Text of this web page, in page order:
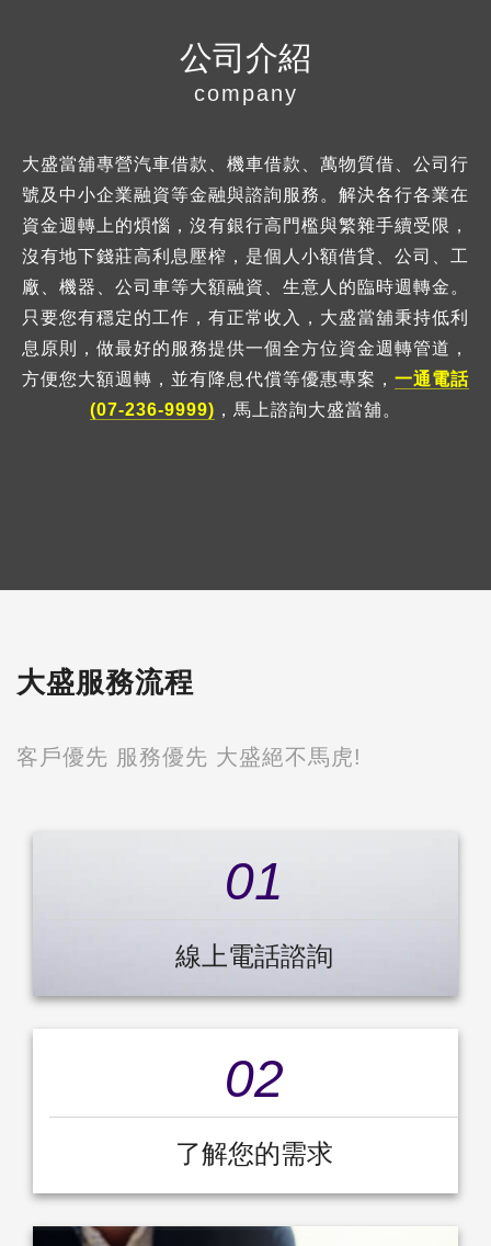
公司介紹
company
大盛當舖專營汽車借款、機車借款、萬物質借、公司行
號及中小企業融資等金融與諮詢服務。解決各行各業在
資金週轉上的煩惱，沒有銀行高門檻與繁雜手續受限，
沒有地下錢莊高利息壓榨，是個人小額借貸、公司、工
廠、機器、公司車等大額融資、生意人的臨時週轉金。
只要您有穩定的工作，有正常收入，大盛當舖秉持低利
息原則，做最好的服務提供一個全方位資金週轉管道，
方便您大額週轉，並有降息代償等優惠專案， 一通電話
(07-236-9999) ，馬上諮詢大盛當舖。
大盛服務流程
客戶優先 服務優先 大盛絕不馬虎!
01
線上電話諮詢
02
了解您的需求